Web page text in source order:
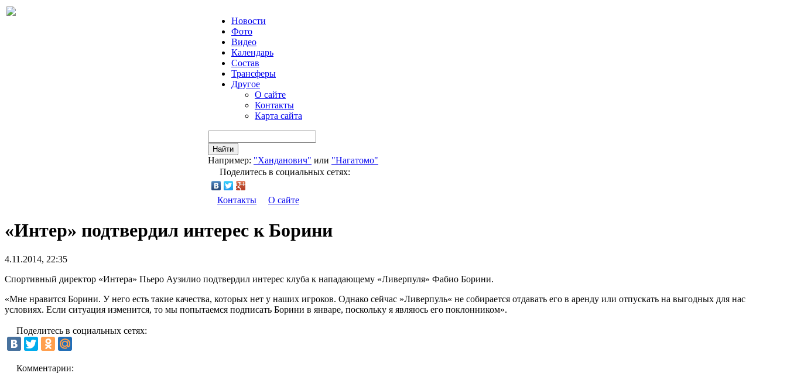
Новости
Фото
Видео
Календарь
Состав
Трансферы
Другое
О сайте
Контакты
Карта сайта
Найти
Например: "Ханданович" или "Нагатомо"
Поделитесь в социальных сетях:
Контакты О сайте
«Интер» подтвердил интерес к Борини
4.11.2014, 22:35
Спортивный директор «Интера» Пьеро Аузилио подтвердил интерес клуба к нападающему «Ливерпуля» Фабио Борини.
«Мне нравится Борини. У него есть такие качества, которых нет у наших игроков. Однако сейчас »Ливерпуль« не собирается отдавать его в аренду или отпускать на выгодных для нас
условиях. Если ситуация изменится, то мы попытаемся подписать Борини в январе, поскольку я являюсь его поклонником».
Поделитесь в социальных сетях:
Комментарии: